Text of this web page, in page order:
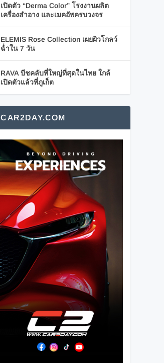
เปิดตัว “Derma Color” โรงงานผลิต
เครื่องสำอาง และเมคอัพครบวงจร
ELEMIS Rose Collection เผยผิวโกลว์
ฉ่ำใน 7 วัน
RAVA บีชคลับที่ใหญ่ที่สุดในไทย ใกล้
เปิดตัวแล้วที่ภูเก็ต
CAR2DAY.COM